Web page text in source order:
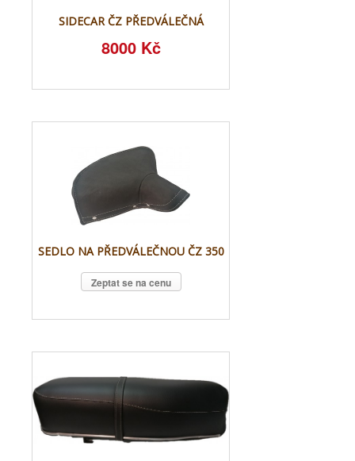
SIDECAR ČZ PŘEDVÁLEČNÁ
8000 Kč
SEDLO NA PŘEDVÁLEČNOU ČZ 350
Zeptat se na cenu